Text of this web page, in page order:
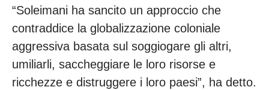
“Soleimani ha sancito un approccio che
contraddice la globalizzazione coloniale
aggressiva basata sul soggiogare gli altri,
umiliarli, saccheggiare le loro risorse e
ricchezze e distruggere i loro paesi”, ha detto.